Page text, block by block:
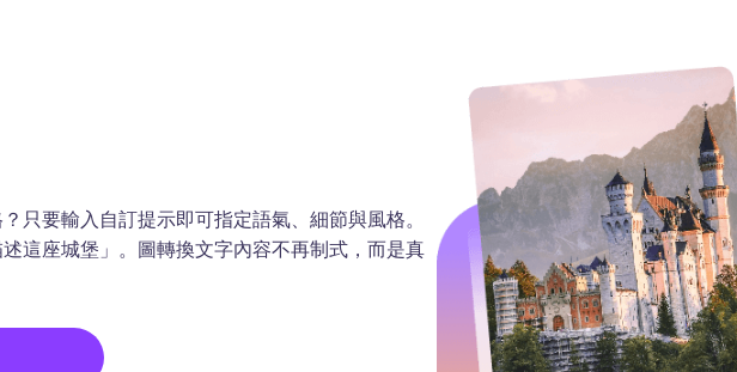
只要輸入自訂提示即可指定語氣、細節與風格。
這座城堡」。圖轉換文字內容不再制式，而是真